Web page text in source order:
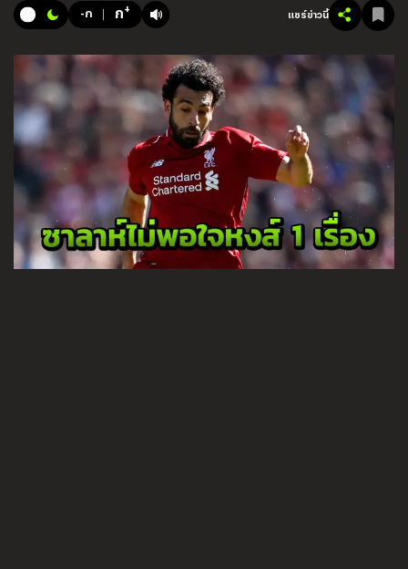
-ก ก+ แชร์ข่าวนี้